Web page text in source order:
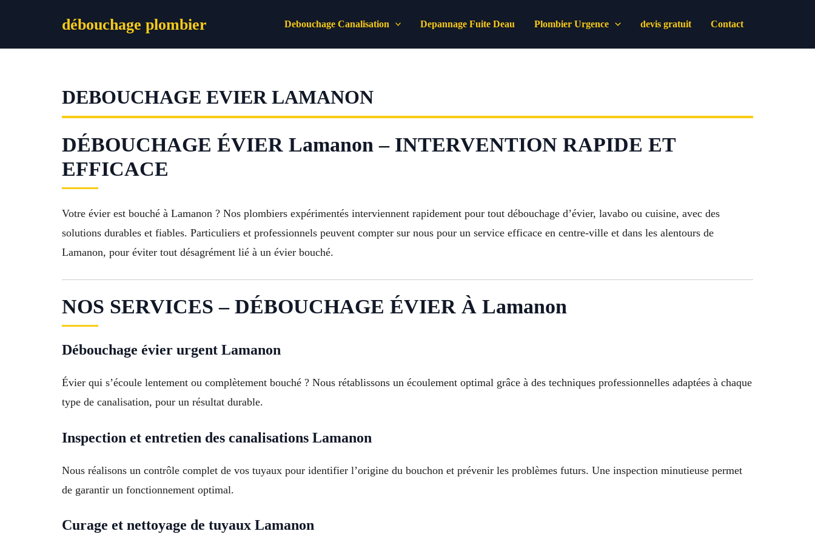
débouchage plombier Debouchage Canalisation Depannage Fuite Deau Plombier Urgence devis gratuit Contact
DEBOUCHAGE EVIER LAMANON
DÉBOUCHAGE ÉVIER Lamanon – INTERVENTION RAPIDE ET
EFFICACE
Votre évier est bouché à Lamanon ? Nos plombiers expérimentés interviennent rapidement pour tout débouchage d’évier, lavabo ou cuisine, avec des
solutions durables et fiables. Particuliers et professionnels peuvent compter sur nous pour un service efficace en centre-ville et dans les alentours de
Lamanon, pour éviter tout désagrément lié à un évier bouché.
NOS SERVICES – DÉBOUCHAGE ÉVIER À Lamanon
Débouchage évier urgent Lamanon
Évier qui s’écoule lentement ou complètement bouché ? Nous rétablissons un écoulement optimal grâce à des techniques professionnelles adaptées à chaque
type de canalisation, pour un résultat durable.
Inspection et entretien des canalisations Lamanon
Nous réalisons un contrôle complet de vos tuyaux pour identifier l’origine du bouchon et prévenir les problèmes futurs. Une inspection minutieuse permet
de garantir un fonctionnement optimal.
Curage et nettoyage de tuyaux Lamanon